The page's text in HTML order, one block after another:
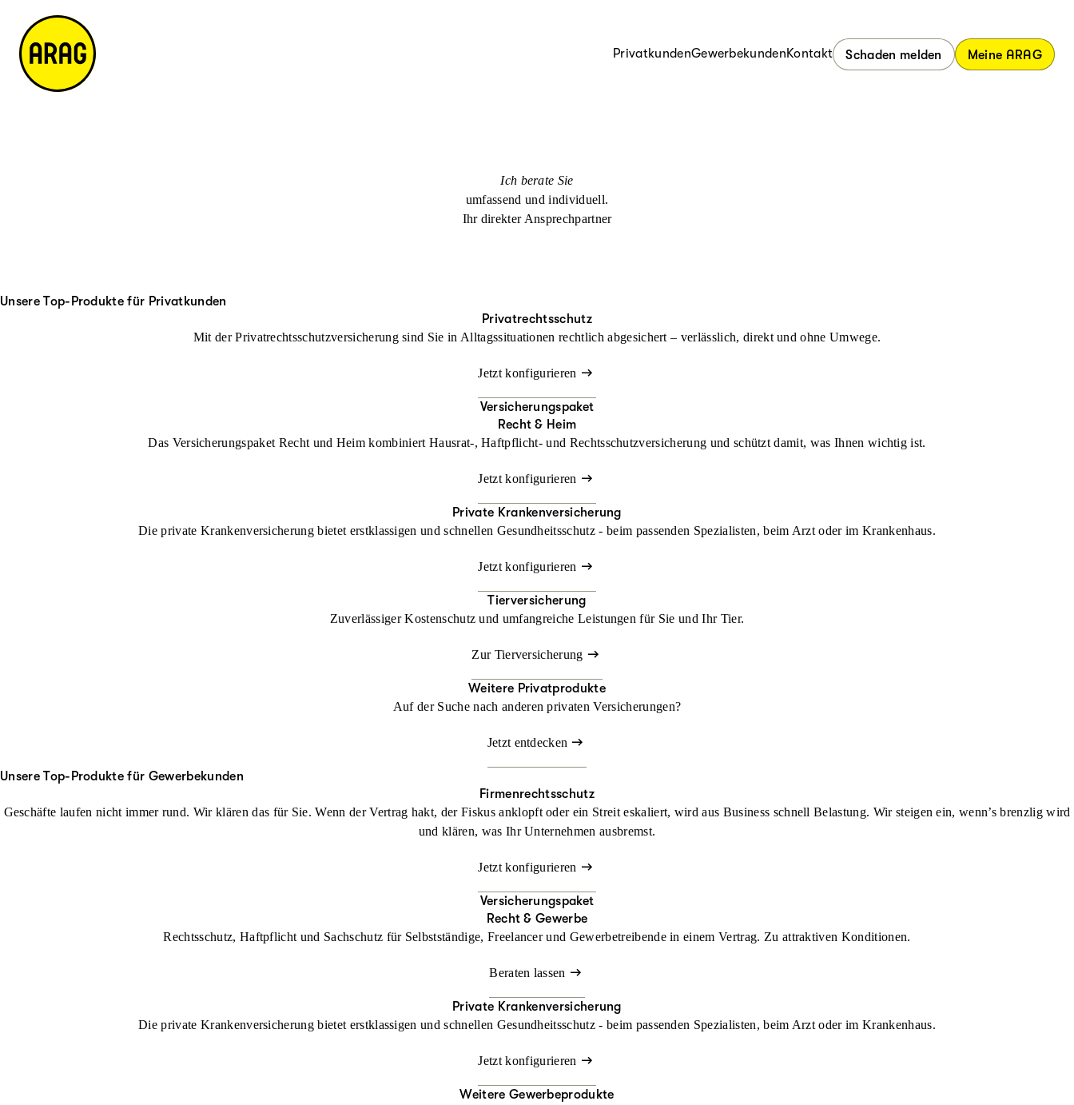
PrivatkundenGewerbekundenKontakt Schaden melden Meine ARAG
Ich berate Sie
umfassend und individuell.
Ihr direkter Ansprechpartner
Unsere Top-Produkte für Privatkunden
Privatrechtsschutz
Mit der Privatrechtsschutzversicherung sind Sie in Alltagssituationen rechtlich abgesichert – verlässlich, direkt und ohne Umwege.
Jetzt konfigurieren
Versicherungspaket
Recht & Heim
Das Versicherungspaket Recht und Heim kombiniert Hausrat-, Haftpflicht- und Rechtsschutzversicherung und schützt damit, was Ihnen wichtig ist.
Jetzt konfigurieren
Private Krankenversicherung
Die private Krankenversicherung bietet erstklassigen und schnellen Gesundheitsschutz - beim passenden Spezialisten, beim Arzt oder im Krankenhaus.
Jetzt konfigurieren
Tierversicherung
Zuverlässiger Kostenschutz und umfangreiche Leistungen für Sie und Ihr Tier.
Zur Tierversicherung
Weitere Privatprodukte
Auf der Suche nach anderen privaten Versicherungen?
Jetzt entdecken
Unsere Top-Produkte für Gewerbekunden
Firmenrechtsschutz
Geschäfte laufen nicht immer rund. Wir klären das für Sie. Wenn der Vertrag hakt, der Fiskus anklopft oder ein Streit eskaliert, wird aus Business schnell Belastung. Wir steigen ein, wenn’s brenzlig wird
und klären, was Ihr Unternehmen ausbremst.
Jetzt konfigurieren
Versicherungspaket
Recht & Gewerbe
Rechtsschutz, Haftpflicht und Sachschutz für Selbstständige, Freelancer und Gewerbetreibende in einem Vertrag. Zu attraktiven Konditionen.
Beraten lassen
Private Krankenversicherung
Die private Krankenversicherung bietet erstklassigen und schnellen Gesundheitsschutz - beim passenden Spezialisten, beim Arzt oder im Krankenhaus.
Jetzt konfigurieren
Weitere Gewerbeprodukte